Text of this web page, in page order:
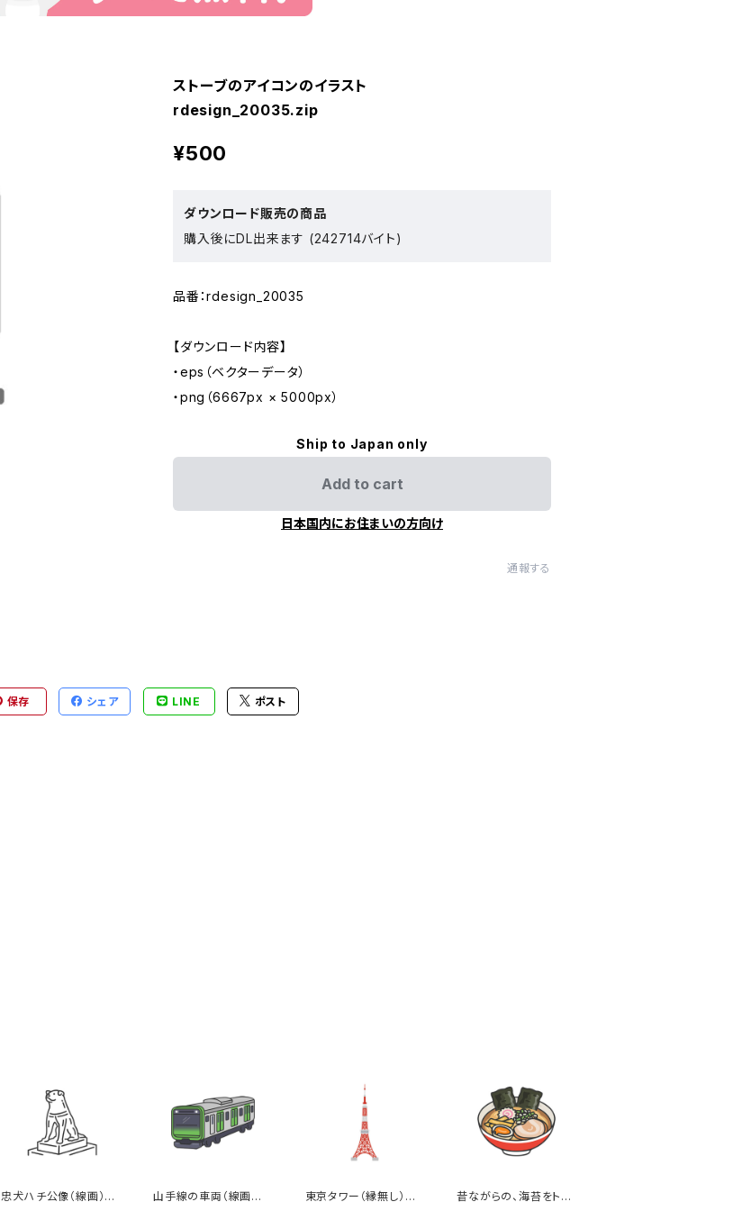
ストーブのアイコンのイラスト
rdesign_20035.zip
¥500
ダウンロード販売の商品
購入後にDL出来ます (242714バイト)
品番：rdesign_20035
【ダウンロード内容】
・eps（ベクターデータ）
・png（6667px × 5000px）
Ship to Japan only
Add to cart
日本国内にお住まいの方向け
通報する
保存 シェア LINE ポスト
忠犬ハチ公像（線画）の
山手線の車両（線画カラ
東京タワー（縁無し）の
昔ながらの、海苔をトッ